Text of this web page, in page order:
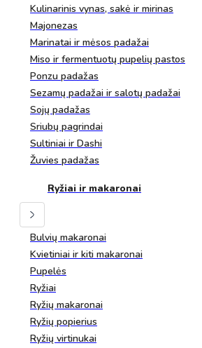
Kulinarinis vynas, sakė ir mirinas
Majonezas
Marinatai ir mėsos padažai
Miso ir fermentuotų pupelių pastos
Ponzu padažas
Sezamų padažai ir salotų padažai
Sojų padažas
Sriubų pagrindai
Sultiniai ir Dashi
Žuvies padažas
Ryžiai ir makaronai
Bulvių makaronai
Kvietiniai ir kiti makaronai
Pupelės
Ryžiai
Ryžių makaronai
Ryžių popierius
Ryžių virtinukai